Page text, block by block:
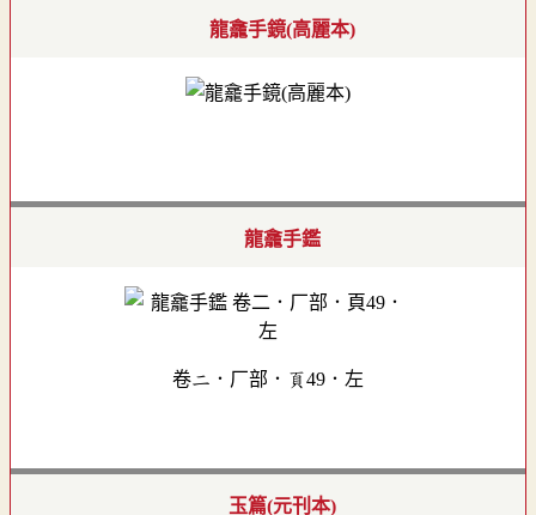
龍龕手鏡(高麗本)
龍龕手鑑
卷二．厂部．頁49．左
玉篇(元刊本)